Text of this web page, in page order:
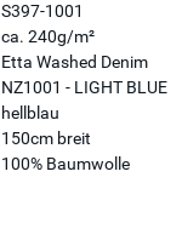
S397-1001
ca. 240g/m²
Etta Washed Denim
NZ1001 - LIGHT BLUE
hellblau
150cm breit
100% Baumwolle